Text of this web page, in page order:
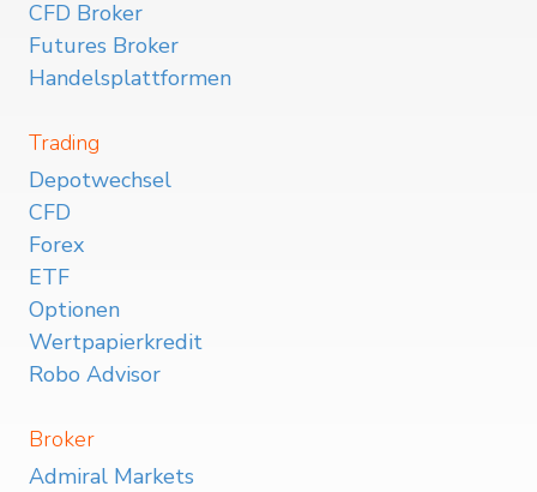
CFD Broker
Futures Broker
Handelsplattformen
Trading
Depotwechsel
CFD
Forex
ETF
Optionen
Wertpapierkredit
Robo Advisor
Broker
Admiral Markets